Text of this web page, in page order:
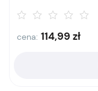
cena: 114,99 zł